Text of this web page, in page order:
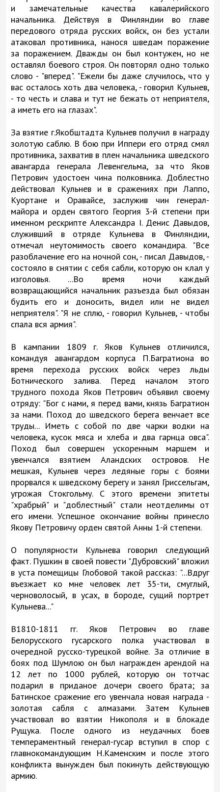
и замечательные качества кавалерийского
начальника. Действуя в Финляндии во главе
передового отряда русских войск, он без устали
атаковал противника, нанося шведам поражение
за поражением. Дважды он был контужен, но не
оставлял боевого строя. Он повторял одно только
слово - "вперед". "Ежели бы даже случилось, что у
вас осталось хоть два человека, - говорил Кульнев,
- то честь и слава и тут не бежать от неприятеля,
а иметь его на глазах".
За взятие г.Якобштадта Кульнев получил в награду
золотую саблю. В бою при Иппери его отряд смял
противника, захватив в плен начальника шведского
авангарда генерала Левенгельма, за что Яков
Петрович удостоен чина полковника. Доблестно
действовал Кульнев и в сражениях при Лаппо,
Куортане и Оравайсе, заслужив чин генерал-
майора и орден святого Георгия 3-й степени при
именном рескрипте Александра I. Денис Давыдов,
служивший в отряде Кульнева в Финляндии,
отмечал неутомимость своего командира. "Все
разоблачение его на ночной сон, - писал Давыдов, -
состояло в снятии с себя сабли, которую он клал у
изголовья. ...Во время ночи каждый
возвращающийся начальник разъезда был обязан
будить его и доносить, видел или не видел
неприятеля". "Я не сплю, - говорил Кульнев, - чтобы
спала вся армия".
В кампании 1809 г. Яков Кульнев отличился,
командуя авангардом корпуса П.Багратиона во
время перехода русских войск через льды
Ботнического залива. Перед началом этого
трудного похода Яков Петрович объявил своему
отряду: "Бог с нами, я перед вами, князь Багратион
за нами. Поход до шведского берега венчает все
труды... Иметь с собой по две чарки водки на
человека, кусок мяса и хлеба и два гарнца овса".
Поход был совершен ускоренным маршем и
увенчался взятием Аландских островов. Не
мешкая, Кульнев через ледяные горы с боями
прорвался к шведскому берегу и занял Гриссельгам,
угрожая Стокгольму. С этого времени эпитеты
"храбрый" и "доблестный" стали неотделимы от
его имени. Успешное окончание войны принесло
Якову Петровичу орден святой Анны 1-й степени.
О популярности Кульнева говорил следующий
факт. Пушкин в своей повести "Дубровский" вложил
в уста помещицы Глобовой такой рассказ: "...Вдруг
въезжает ко мне человек лет 35-ти, смуглый,
черноволосый, в усах, в бороде, сущий портрет
Кульнева..."
В1810-1811 гг. Яков Петрович во главе
Белорусского гусарского полка участвовал в
очередной русско-турецкой войне. За отличие в
боях под Шумлою он был награжден арендой на
12 лет по 1000 рублей, которую он тотчас
подарил в приданое дочери своего брата; за
Батинское сражение его увенчала новая награда -
золотая сабля с алмазами. Затем Кульнев
участвовал во взятии Никополя и в блокаде
Рущука. После одного из неудачных боев
темпераментный генерал-гусар вступил в спор с
главнокомандующим Н.Каменским и после этого
конфликта вынужден был покинуть действующую
армию.